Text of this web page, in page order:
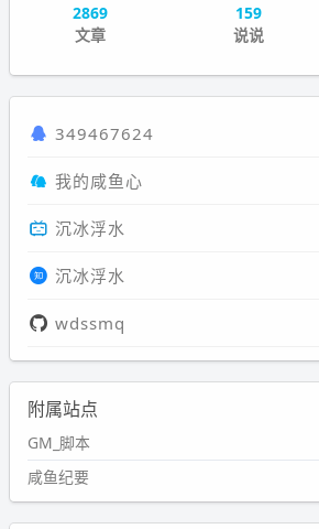
2869
文章
159
说说
349467624
我的咸鱼心
沉冰浮水
沉冰浮水
wdssmq
附属站点
GM_脚本
咸鱼纪要